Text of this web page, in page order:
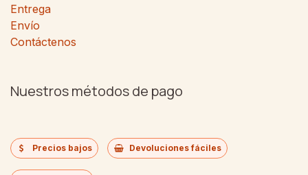
Entrega
Envío
Contáctenos
Nuestros métodos de pago
Precios bajos Devoluciones fáciles